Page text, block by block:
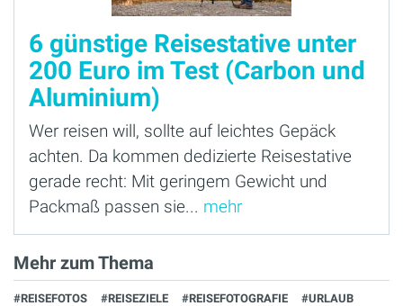
6 günstige Reisestative unter
200 Euro im Test (Carbon und
Aluminium)
Wer reisen will, sollte auf leichtes Gepäck
achten. Da kommen dedizierte Reisestative
gerade recht: Mit geringem Gewicht und
Packmaß passen sie... mehr
Mehr zum Thema
#REISEFOTOS #REISEZIELE #REISEFOTOGRAFIE
#URLAUB